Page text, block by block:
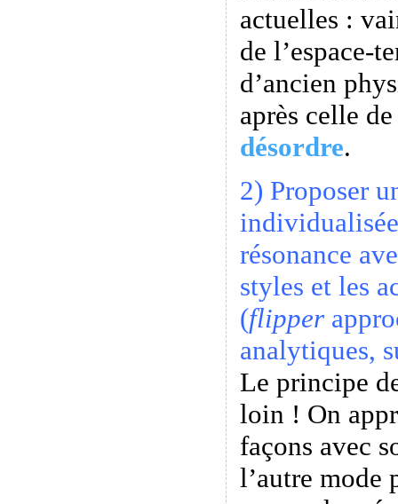
actuelles :
de l’espace-
d’ancien
après celle
désordre.
2) Proposer
résonance
styles et les
(flipper
analytiques,
Le principe
loin ! On
façons avec
l’autre